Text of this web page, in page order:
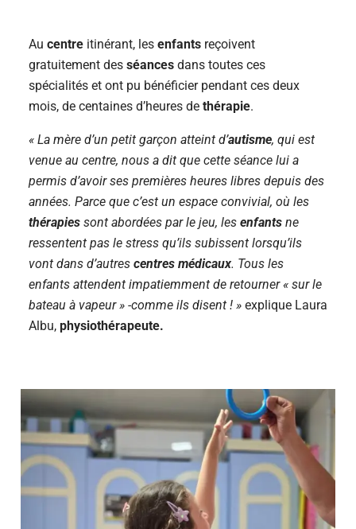
Au centre itinérant, les enfants reçoivent
gratuitement des séances dans toutes ces
spécialités et ont pu bénéficier pendant ces deux
mois, de centaines d’heures de thérapie.
« La mère d’un petit garçon atteint d’autisme, qui est
venue au centre, nous a dit que cette séance lui a
permis d’avoir ses premières heures libres depuis des
années. Parce que c’est un espace convivial, où les
thérapies sont abordées par le jeu, les enfants ne
ressentent pas le stress qu’ils subissent lorsqu’ils
vont dans d’autres centres médicaux. Tous les
enfants attendent impatiemment de retourner « sur le
bateau à vapeur » -comme ils disent ! » explique Laura
Albu, physiothérapeute.